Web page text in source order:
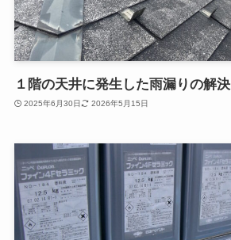
１階の天井に発生した雨漏りの解決
2025年6月30日 2026年5月15日